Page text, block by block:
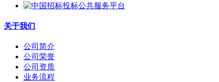
关于我们
公司简介
公司荣誉
公司资质
业务流程